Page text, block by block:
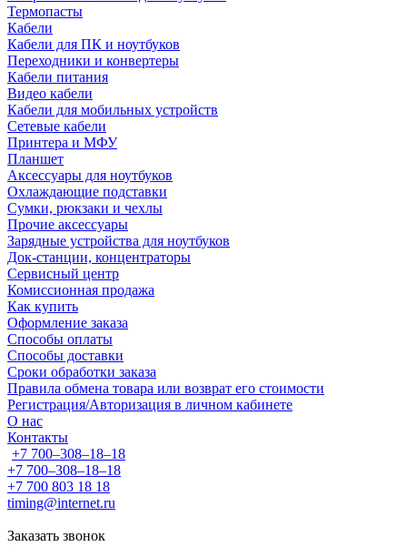
Термопасты
Кабели
Кабели для ПК и ноутбуков
Переходники и конвертеры
Кабели питания
Видео кабели
Кабели для мобильных устройств
Сетевые кабели
Принтера и МФУ
Планшет
Аксессуары для ноутбуков
Охлаждающие подставки
Сумки, рюкзаки и чехлы
Прочие аксессуары
Зарядные устройства для ноутбуков
Док-станции, концентраторы
Сервисный центр
Комиссионная продажа
Как купить
Оформление заказа
Способы оплаты
Способы доставки
Сроки обработки заказа
Правила обмена товара или возврат его стоимости
Регистрация/Авторизация в личном кабинете
О нас
Контакты
+7 700‒308‒18‒18
+7 700‒308‒18‒18
+7 700 803 18 18
timing@internet.ru
Заказать звонок